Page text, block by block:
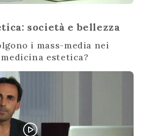
società e bellezza
i mass-media nei
estetica?